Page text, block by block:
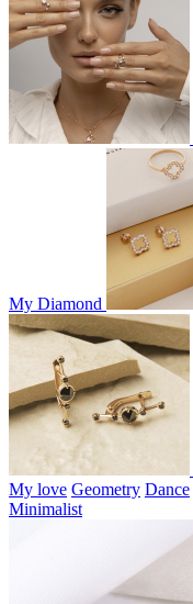
My Diamond
My love Geometry Dance
Minimalist